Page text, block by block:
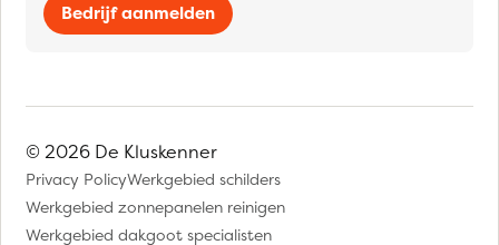
Bedrijf aanmelden
© 2026 De Kluskenner
Privacy PolicyWerkgebied schilders
Werkgebied zonnepanelen reinigen
Werkgebied dakgoot specialisten